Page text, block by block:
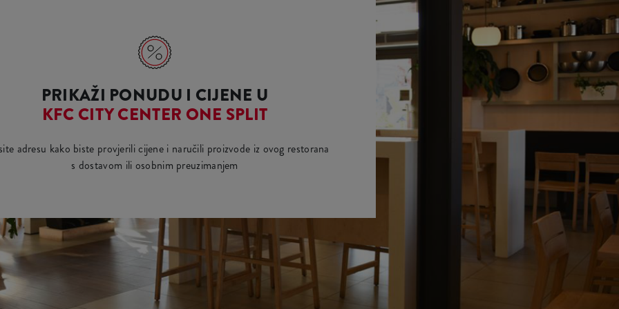
PRIKAŽI PONUDU I CIJENE U
KFC CITY CENTER ONE SPLIT
adresu kako biste provjerili cijene i naručili proizvode iz ovog restorana
s dostavom ili osobnim preuzimanjem